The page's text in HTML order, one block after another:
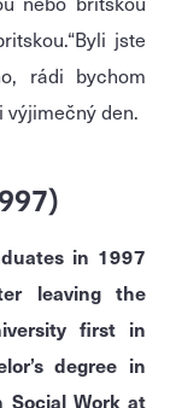
jste
rádi bychom
výjimečný den.
in 1997
leaving the
first in
degree in
Social Work at